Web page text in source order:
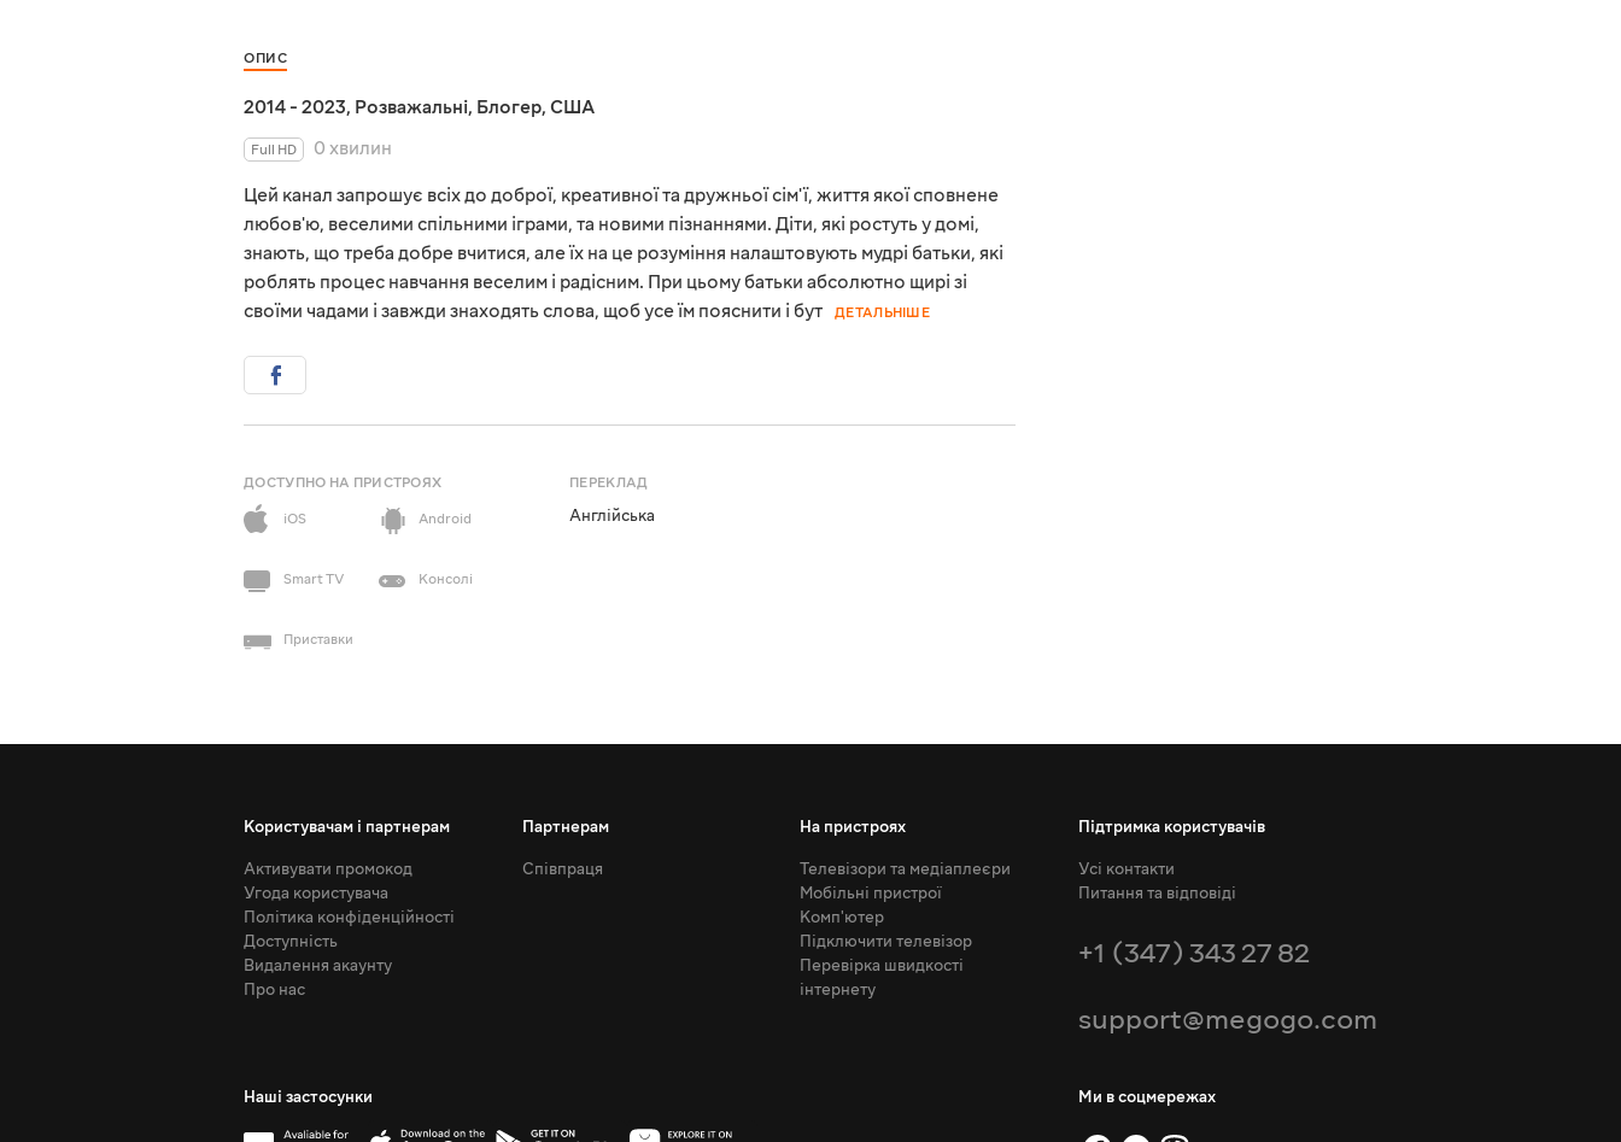
ОПИС
2014 - 2023, Розважальні, Блогер, США
Full HD
0 хвилин
Цей канал запрошує всіх до доброї, креативної та дружньої сім'ї, життя якої сповнене
любов'ю, веселими спільними іграми, та новими пізнаннями. Діти, які ростуть у домі,
знають, що треба добре вчитися, але їх на це розуміння налаштовують мудрі батьки, які
роблять процес навчання веселим і радісним. При цьому батьки абсолютно щирі зі
своїми чадами і завжди знаходять слова, щоб усе їм пояснити і бут
ДЕТАЛЬНІШЕ
ДОСТУПНО НА ПРИСТРОЯХ
iOS
Android
Smart TV Консолі
Приставки
ПЕРЕКЛАД
Англійська
Користувачам і партнерам
Активувати промокод
Угода користувача
Політика конфіденційності
Доступність
Видалення акаунту
Про нас
Партнерам
Співпраця
На пристроях
Телевізори та медіаплеєри
Мобільні пристрої
Комп'ютер
Підключити телевізор
Перевірка швидкості
інтернету
Підтримка користувачів
Усі контакти
Питання та відповіді
+1 (347) 343 27 82
support@megogo.com
Наші застосунки Ми в соцмережах